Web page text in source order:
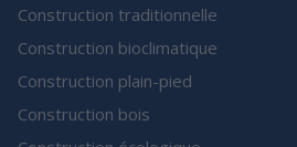
Construction traditionnelle
Construction bioclimatique
Construction plain-pied
Construction bois